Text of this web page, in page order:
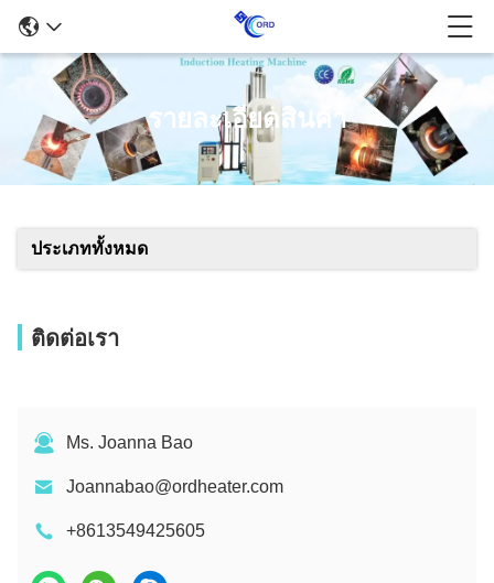
รายละเอียดสินค้า
ประเภททั้งหมด
ติดต่อเรา
Ms. Joanna Bao
Joannabao@ordheater.com
+8613549425605